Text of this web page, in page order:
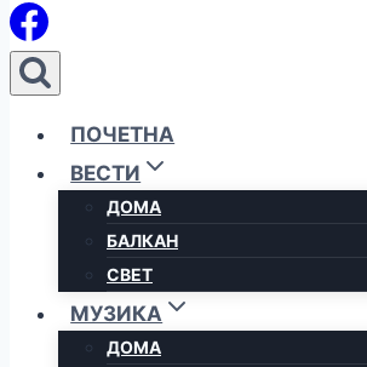
ПОЧЕТНА
ВЕСТИ
ДОМА
БАЛКАН
СВЕТ
МУЗИКА
ДОМА